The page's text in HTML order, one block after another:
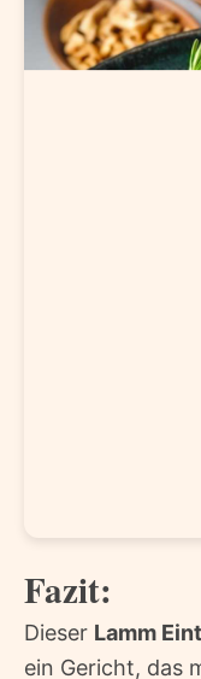
Fazit:
Dieser Lamm
ein Gericht, das